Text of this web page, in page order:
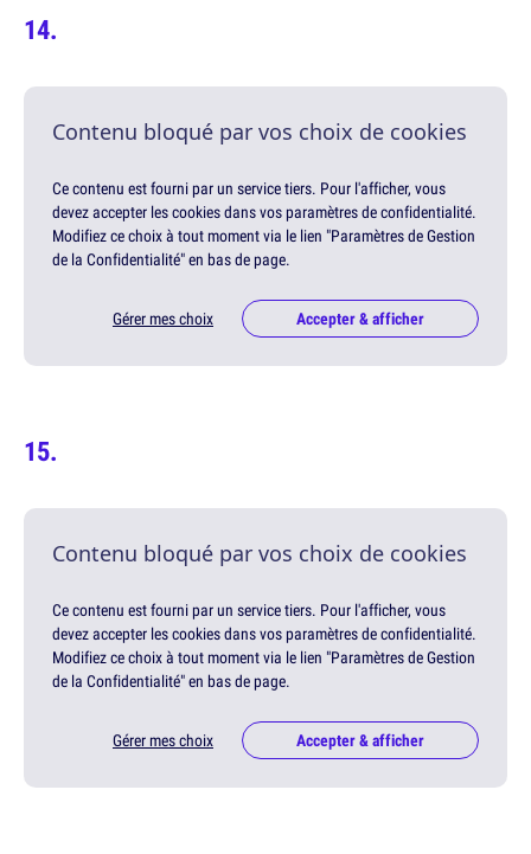
Contenu bloqué par vos choix de cookies
Ce contenu est fourni par un service tiers. Pour l'afficher, vous
devez accepter les cookies dans vos paramètres de confidentialité.
Modifiez ce choix à tout moment via le lien "Paramètres de Gestion
de la Confidentialité" en bas de page.
Gérer mes choix Accepter & afficher
Contenu bloqué par vos choix de cookies
Ce contenu est fourni par un service tiers. Pour l'afficher, vous
devez accepter les cookies dans vos paramètres de confidentialité.
Modifiez ce choix à tout moment via le lien "Paramètres de Gestion
de la Confidentialité" en bas de page.
Gérer mes choix Accepter & afficher